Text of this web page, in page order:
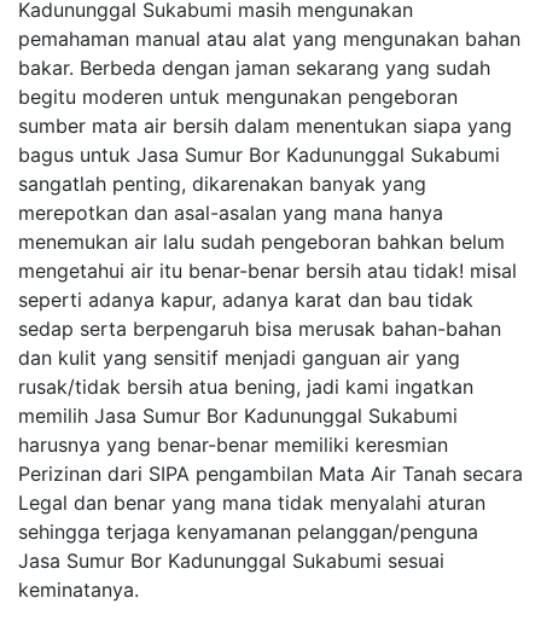
Kadununggal Sukabumi masih mengunakan
pemahaman manual atau alat yang mengunakan bahan
bakar. Berbeda dengan jaman sekarang yang sudah
begitu moderen untuk mengunakan pengeboran
sumber mata air bersih dalam menentukan siapa yang
bagus untuk Jasa Sumur Bor Kadununggal Sukabumi
sangatlah penting, dikarenakan banyak yang
merepotkan dan asal-asalan yang mana hanya
menemukan air lalu sudah pengeboran bahkan belum
mengetahui air itu benar-benar bersih atau tidak! misal
seperti adanya kapur, adanya karat dan bau tidak
sedap serta berpengaruh bisa merusak bahan-bahan
dan kulit yang sensitif menjadi ganguan air yang
rusak/tidak bersih atua bening, jadi kami ingatkan
memilih Jasa Sumur Bor Kadununggal Sukabumi
harusnya yang benar-benar memiliki keresmian
Perizinan dari SIPA pengambilan Mata Air Tanah secara
Legal dan benar yang mana tidak menyalahi aturan
sehingga terjaga kenyamanan pelanggan/penguna
Jasa Sumur Bor Kadununggal Sukabumi sesuai
keminatanya.